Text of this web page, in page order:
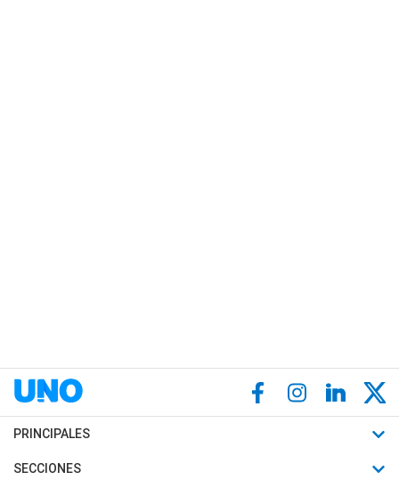
PRINCIPALES
Últimas Noticias
SECCIONES